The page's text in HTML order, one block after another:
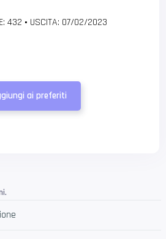
432 • USCITA: 07/02/2023
ai preferiti